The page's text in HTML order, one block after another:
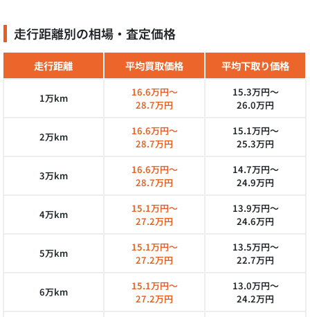
走行距離別の相場・査定価格
走行距離 平均買取価格 平均下取り価格
1万km
16.6万円～
28.7万円
15.3万円～
26.0万円
2万km
16.6万円～
28.7万円
15.1万円～
25.3万円
3万km
16.6万円～
28.7万円
14.7万円～
24.9万円
4万km
15.1万円～
27.2万円
13.9万円～
24.6万円
5万km
15.1万円～
27.2万円
13.5万円～
22.7万円
6万km
15.1万円～
27.2万円
13.0万円～
24.2万円